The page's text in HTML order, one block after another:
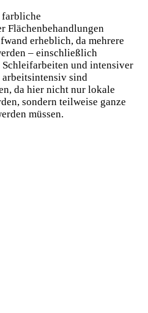
farbliche
Flächenbehandlungen
erheblich, da mehrere
– einschließlich
und intensiver
sind
da hier nicht nur lokale
sondern teilweise ganze
müssen.